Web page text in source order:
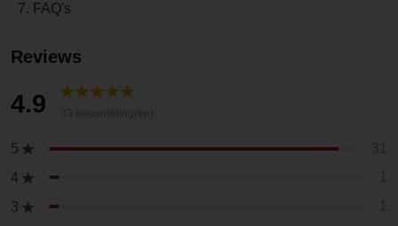
7. FAQ's
Reviews
4.9
5
4
3